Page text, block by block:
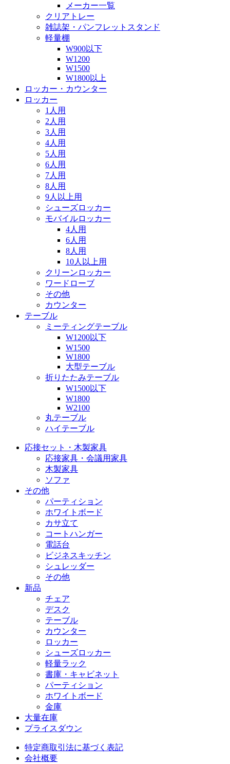
メーカー一覧
クリアトレー
雑誌架・パンフレットスタンド
軽量棚
W900以下
W1200
W1500
W1800以上
ロッカー・カウンター
ロッカー
1人用
2人用
3人用
4人用
5人用
6人用
7人用
8人用
9人以上用
シューズロッカー
モバイルロッカー
4人用
6人用
8人用
10人以上用
クリーンロッカー
ワードローブ
その他
カウンター
テーブル
ミーティングテーブル
W1200以下
W1500
W1800
大型テーブル
折りたたみテーブル
W1500以下
W1800
W2100
丸テーブル
ハイテーブル
応接セット・木製家具
応接家具・会議用家具
木製家具
ソファ
その他
パーティション
ホワイトボード
カサ立て
コートハンガー
電話台
ビジネスキッチン
シュレッダー
その他
新品
チェア
デスク
テーブル
カウンター
ロッカー
シューズロッカー
軽量ラック
書庫・キャビネット
パーティション
ホワイトボード
金庫
大量在庫
プライスダウン
特定商取引法に基づく表記
会社概要